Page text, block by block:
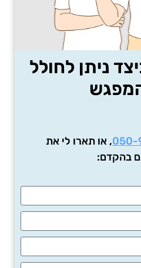
ניתן לחולל
המפגש
050-, או תארו לי את
בהקדם: